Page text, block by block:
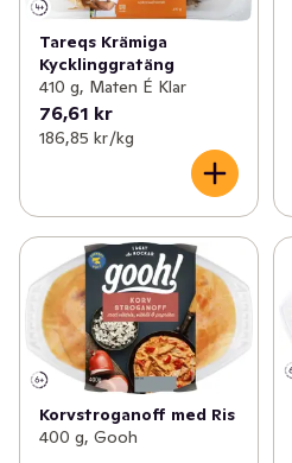
Tareqs Krämiga
Kycklinggratäng
410 g, Maten É Klar
76,61 kr
186,85 kr /kg
Korvstroganoff med Ris
400 g, Gooh